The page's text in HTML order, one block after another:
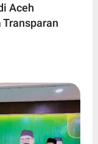
Aceh
Transparan